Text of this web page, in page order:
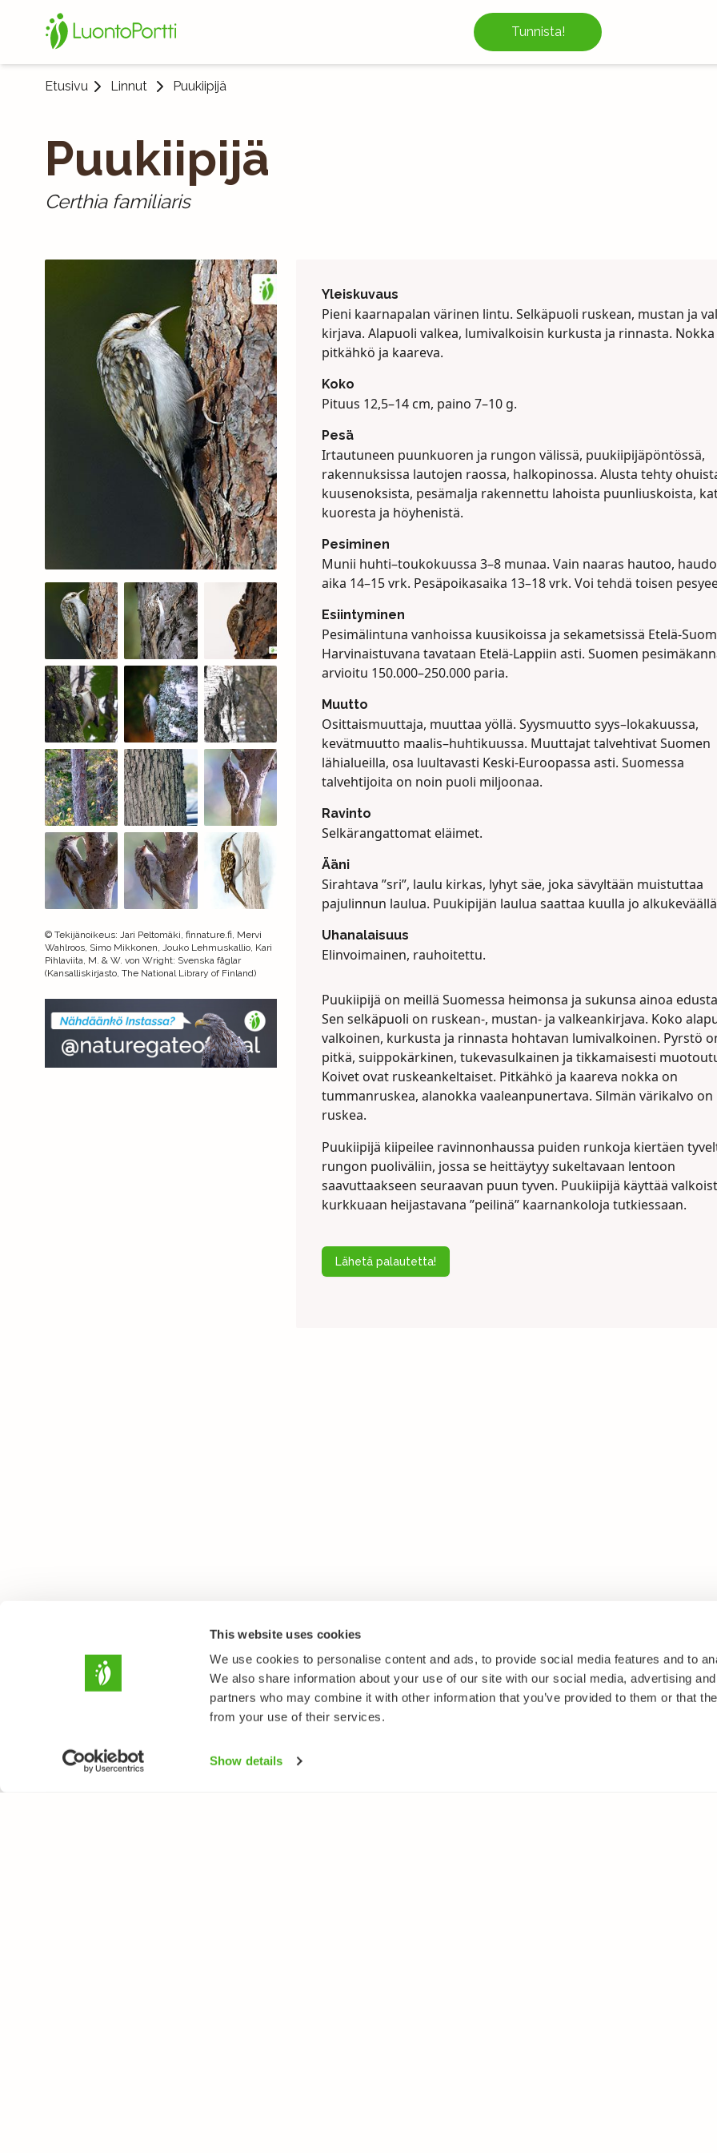
This website uses cookies
We use cookies to personalise content and ads, to provide social media features and to
We also share information about your use of our site with our social media, advertising
partners who may combine it with other information that you’ve provided to them or that
from your use of their services.
Show details
Tunnista!
Etusivu Linnut Puukiipijä
Puukiipijä
Certhia familiaris
© Tekijänoikeus: Jari Peltomäki, finnature.fi, Mervi
Wahlroos, Simo Mikkonen, Jouko Lehmuskallio, Kari
Pihlaviita, M. & W. von Wright: Svenska fåglar
(Kansalliskirjasto, The National Library of Finland)
Yleiskuvaus
Pieni kaarnapalan värinen lintu. Selkäpuoli ruskean, mustan ja
kirjava. Alapuoli valkea, lumivalkoisin kurkusta ja rinnasta. Nokka
pitkähkö ja kaareva.
Koko
Pituus 12,5–14 cm, paino 7–10 g.
Pesä
Irtautuneen puunkuoren ja rungon välissä, puukiipijäpöntössä,
rakennuksissa lautojen raossa, halkopinossa. Alusta tehty
kuusenoksista, pesämalja rakennettu lahoista puunliuskoista,
kuoresta ja höyhenistä.
Pesiminen
Munii huhti–toukokuussa 3–8 munaa. Vain naaras hautoo,
aika 14–15 vrk. Pesäpoikasaika 13–18 vrk. Voi tehdä toisen
Esiintyminen
Pesimälintuna vanhoissa kuusikoissa ja sekametsissä Etelä-
Harvinaistuvana tavataan Etelä-Lappiin asti. Suomen
arvioitu 150.000–250.000 paria.
Muutto
Osittaismuuttaja, muuttaa yöllä. Syysmuutto syys–lokakuussa,
kevätmuutto maalis–huhtikuussa. Muuttajat talvehtivat Suomen
lähialueilla, osa luultavasti Keski-Euroopassa asti. Suomessa
talvehtijoita on noin puoli miljoonaa.
Ravinto
Selkärangattomat eläimet.
Ääni
Sirahtava ”sri”, laulu kirkas, lyhyt säe, joka sävyltään muistuttaa
pajulinnun laulua. Puukipijän laulua saattaa kuulla jo
Uhanalaisuus
Elinvoimainen, rauhoitettu.
Puukiipijä on meillä Suomessa heimonsa ja sukunsa ainoa
Sen selkäpuoli on ruskean-, mustan- ja valkeankirjava. Koko
valkoinen, kurkusta ja rinnasta hohtavan lumivalkoinen. Pyrstö
pitkä, suippokärkinen, tukevasulkainen ja tikkamaisesti
Koivet ovat ruskeankeltaiset. Pitkähkö ja kaareva nokka on
tummanruskea, alanokka vaaleanpunertava. Silmän värikalvo on
ruskea.
Puukiipijä kiipeilee ravinnonhaussa puiden runkoja kiertäen
rungon puoliväliin, jossa se heittäytyy sukeltavaan lentoon
saavuttaakseen seuraavan puun tyven. Puukiipijä käyttää
kurkkuaan heijastavana ”peilinä” kaarnankoloja tutkiessaan.
Lähetä palautetta!